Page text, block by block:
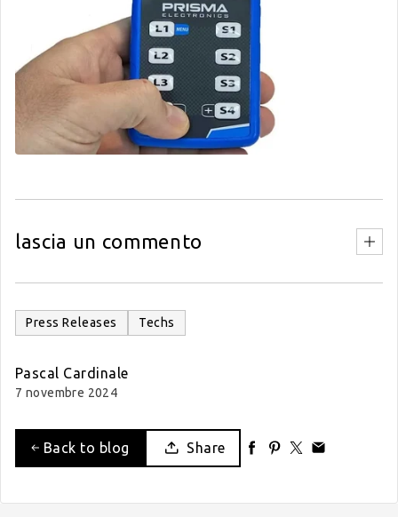
lascia un commento
Press Releases Techs
Pascal Cardinale
7 novembre 2024
Back to blog Share